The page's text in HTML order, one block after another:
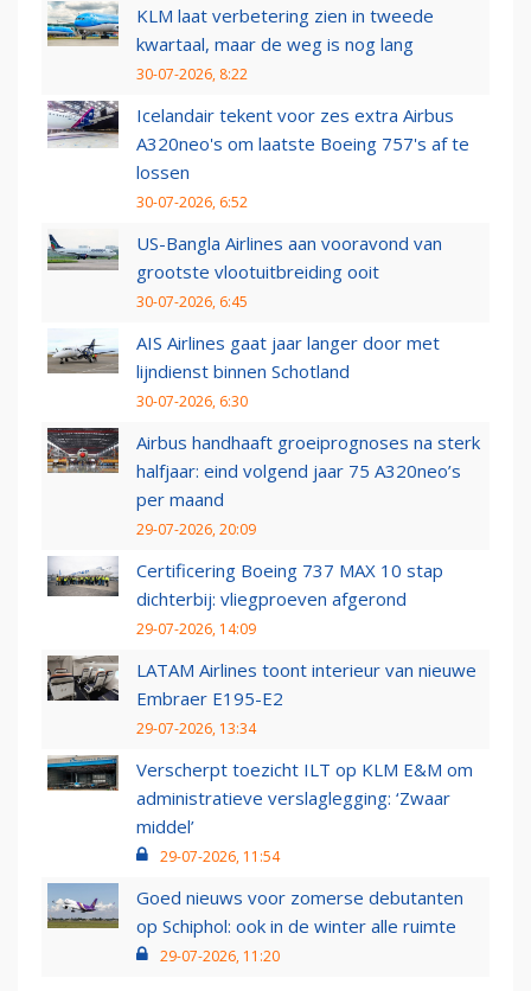
KLM laat verbetering zien in tweede
kwartaal, maar de weg is nog lang
30-07-2026, 8:22
Icelandair tekent voor zes extra Airbus
A320neo's om laatste Boeing 757's af te
lossen
30-07-2026, 6:52
US-Bangla Airlines aan vooravond van
grootste vlootuitbreiding ooit
30-07-2026, 6:45
AIS Airlines gaat jaar langer door met
lijndienst binnen Schotland
30-07-2026, 6:30
Airbus handhaaft groeiprognoses na sterk
halfjaar: eind volgend jaar 75 A320neo’s
per maand
29-07-2026, 20:09
Certificering Boeing 737 MAX 10 stap
dichterbij: vliegproeven afgerond
29-07-2026, 14:09
LATAM Airlines toont interieur van nieuwe
Embraer E195-E2
29-07-2026, 13:34
Verscherpt toezicht ILT op KLM E&M om
administratieve verslaglegging: ‘Zwaar
middel’
29-07-2026, 11:54
Goed nieuws voor zomerse debutanten
op Schiphol: ook in de winter alle ruimte
29-07-2026, 11:20